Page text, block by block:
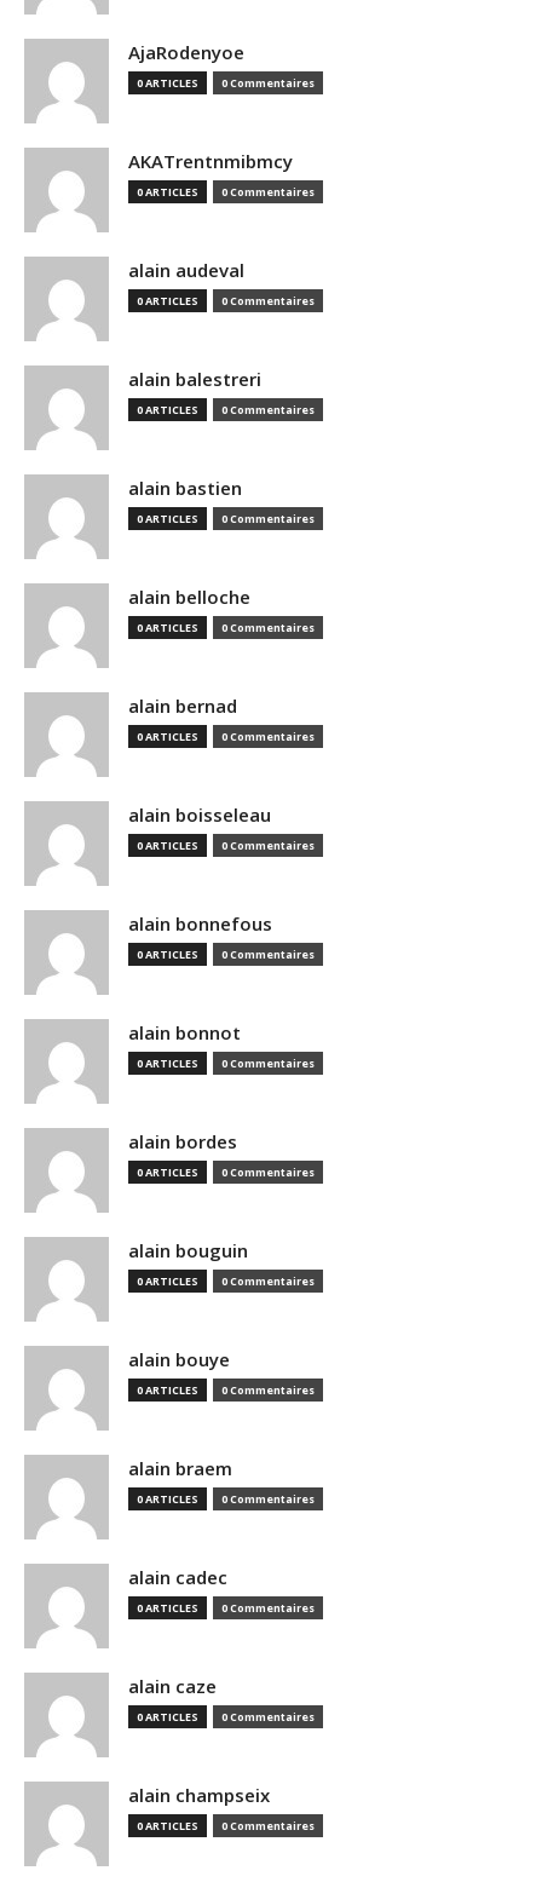
AjaRodenyoe
0 ARTICLES 0 Commentaires
AKATrentnmibmcy
0 ARTICLES 0 Commentaires
alain audeval
0 ARTICLES 0 Commentaires
alain balestreri
0 ARTICLES 0 Commentaires
alain bastien
0 ARTICLES 0 Commentaires
alain belloche
0 ARTICLES 0 Commentaires
alain bernad
0 ARTICLES 0 Commentaires
alain boisseleau
0 ARTICLES 0 Commentaires
alain bonnefous
0 ARTICLES 0 Commentaires
alain bonnot
0 ARTICLES 0 Commentaires
alain bordes
0 ARTICLES 0 Commentaires
alain bouguin
0 ARTICLES 0 Commentaires
alain bouye
0 ARTICLES 0 Commentaires
alain braem
0 ARTICLES 0 Commentaires
alain cadec
0 ARTICLES 0 Commentaires
alain caze
0 ARTICLES 0 Commentaires
alain champseix
0 ARTICLES 0 Commentaires